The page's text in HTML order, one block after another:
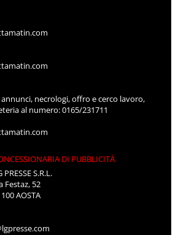
necrologi, offro e cerco lavoro,
al numero: 0165/231711
DI PUBBLICITÀ
PRESSE S.R.L.
Festaz, 52
AOSTA